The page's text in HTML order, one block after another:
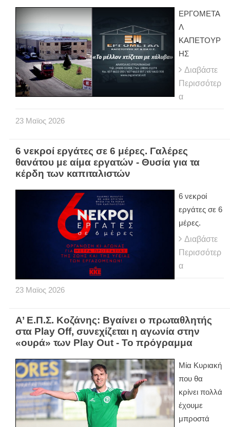
ΕΡΓΟΜΕΤΑ
Λ
ΚΑΠΕΤΟΥΡ
ΗΣ
Διαβάστε
Περισσότερ
α
23 Μαϊος 2026
6 νεκροί εργάτες σε 6 μέρες. Γαλέρες
θανάτου με αίμα εργατών - Θυσία για τα
κέρδη των καπιταλιστών
6 νεκροί
εργάτες σε 6
μέρες.
Διαβάστε
Περισσότερ
α
23 Μαϊος 2026
Α’ Ε.Π.Σ. Κοζάνης: Βγαίνει ο πρωταθλητής
στα Play Off, συνεχίζεται η αγωνία στην
«ουρά» των Play Out - Το πρόγραμμα
Μία Κυριακή
που θα
κρίνει πολλά
έχουμε
μπροστά